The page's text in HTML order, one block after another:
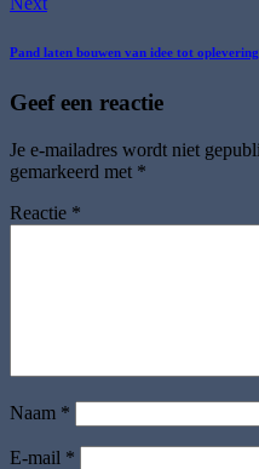
Pand laten bouwen van idee tot
Geef een reactie
Je e-mailadres wordt niet
gemarkeerd met *
Reactie *
Naam *
E-mail *